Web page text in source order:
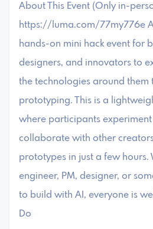
About This Event (Only in-
https://luma.com/77my776e
hands-on mini hack event for
designers, and innovators to
the technologies around them
prototyping. ​This is a
where participants
collaborate with other
prototypes in just a few hours.
engineer, PM, designer, or
to build with AI, everyone is
Do